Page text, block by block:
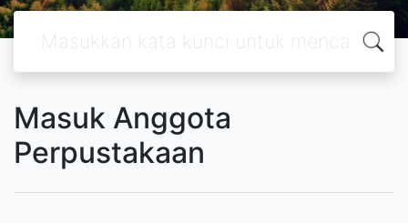
Masuk Anggota
Perpustakaan